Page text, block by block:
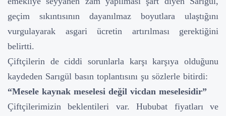
geçim sıkıntısının dayanılmaz boyutlara ulaştığını
vurgulayarak asgari ücretin artırılması gerektiğini
belirtti.
Çiftçilerin de ciddi sorunlarla karşı karşıya olduğunu
kaydeden Sarıgül basın toplantısını şu sözlerle bitirdi:
“Mesele kaynak meselesi değil vicdan meselesidir”
Çiftçilerimizin beklentileri var. Hububat fiyatları ve